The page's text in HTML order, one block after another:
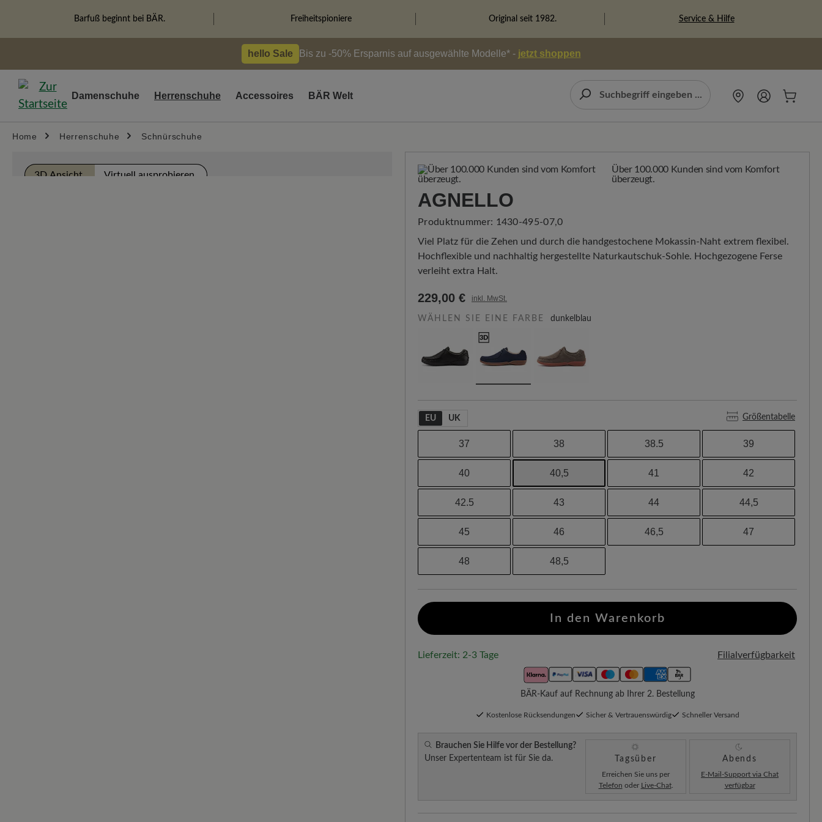
Zur Hauptnavigation springen
Barfuß beginnt bei BÄR. Freiheitspioniere Original seit 1982. Service & Hilfe
hello Sale Bis zu -50% Ersparnis auf ausgewählte Modelle* - jetzt shoppen
Damenschuhe Herrenschuhe Accessoires BÄR Welt
Home Herrenschuhe Schnürschuhe
3D Ansicht Virtuell ausprobieren
Über 100.000 Kunden sind vom Komfort
überzeugt.
AGNELLO
Produktnummer: 1430-495-07,0
Viel Platz für die Zehen und durch die handgestochene Mokassin-Naht extrem flexibel.
Hochflexible und nachhaltig hergestellte Naturkautschuk-Sohle. Hochgezogene Ferse
verleiht extra Halt.
229,00 € inkl. MwSt.
WÄHLEN SIE EINE FARBE dunkelblau
EU UK Größentabelle
37 38 38.5 39
40 40,5 41 42
42.5 43 44 44,5
45 46 46,5 47
48 48,5
In den Warenkorb
Lieferzeit: 2-3 Tage Filialverfügbarkeit
BÄR-Kauf auf Rechnung ab Ihrer 2. Bestellung
Kostenlose Rücksendungen Sicher & Vertrauenswürdig Schneller Versand
Brauchen Sie Hilfe vor der Bestellung?
Unser Expertenteam ist für Sie da.
Tagsüber
Erreichen Sie uns per
Telefon oder Live-Chat.
Abends
E-Mail-Support via Chat
verfügbar